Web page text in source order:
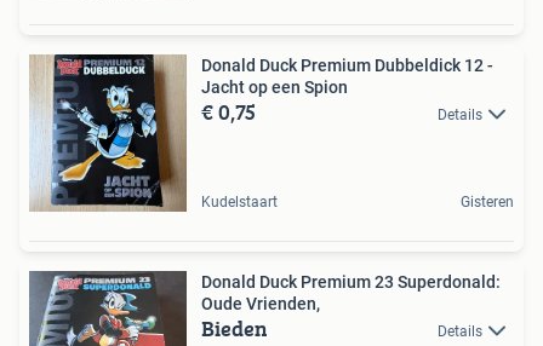
Donald Duck Premium Dubbeldick 12 -
Jacht op een Spion
€ 0,75 Details
Kudelstaart Gisteren
Donald Duck Premium 23 Superdonald:
Oude Vrienden,
Bieden Details